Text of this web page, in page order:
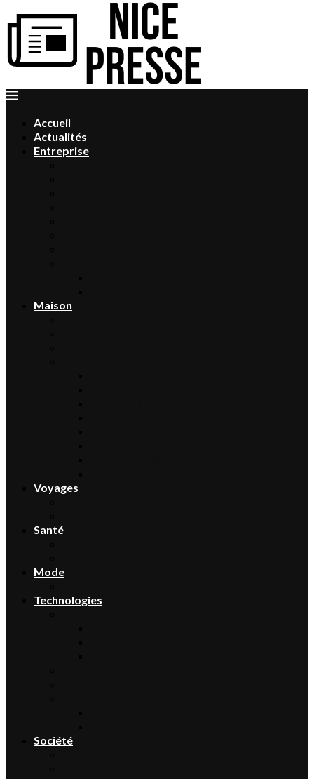
Accueil
Actualités
Entreprise
Maison
Voyages
Santé
Mode
Technologies
Société